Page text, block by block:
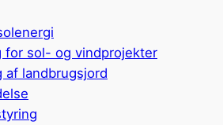
for sol- og vindprojekter
af landbrugsjord